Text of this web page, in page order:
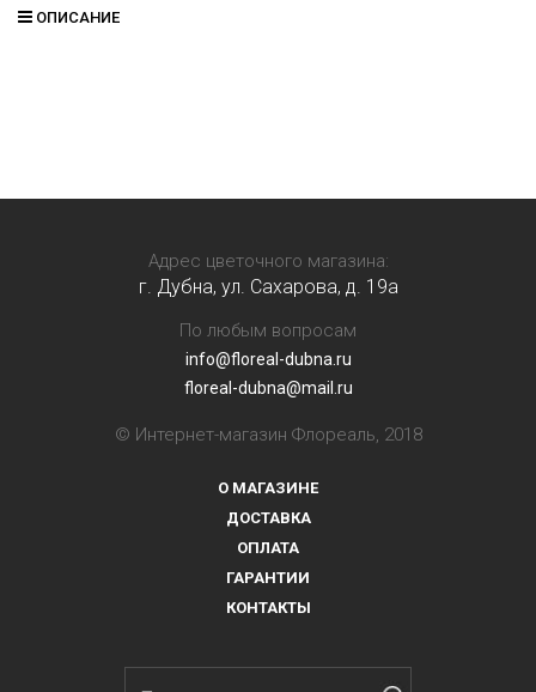
ОПИСАНИЕ
Адрес цветочного магазина:
г. Дубна, ул. Сахарова, д. 19a
По любым вопросам
info@floreal-dubna.ru
floreal-dubna@mail.ru
© Интернет-магазин Флореаль, 2018
О МАГАЗИНЕ
ДОСТАВКА
ОПЛАТА
ГАРАНТИИ
КОНТАКТЫ